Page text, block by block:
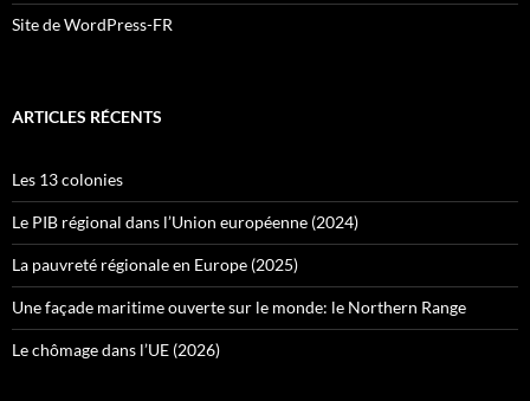
Site de WordPress-FR
ARTICLES RÉCENTS
Les 13 colonies
Le PIB régional dans l’Union européenne (2024)
La pauvreté régionale en Europe (2025)
Une façade maritime ouverte sur le monde: le Northern Range
Le chômage dans l’UE (2026)